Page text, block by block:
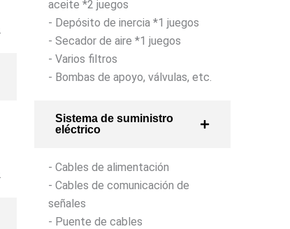
aceite *2 juegos
- Depósito de inercia *1 juegos
- Secador de aire *1 juegos
- Varios filtros
- Bombas de apoyo, válvulas, etc.
Sistema de suministro
eléctrico
- Cables de alimentación
- Cables de comunicación de
señales
- Puente de cables